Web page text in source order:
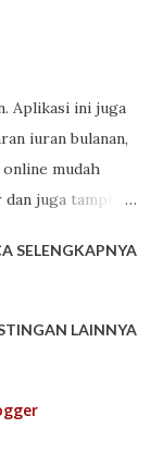
Aplikasi ini juga
iuran bulanan,
mudah
juga tampilan
disarankan
pembayaran,
pengguna
bisa
SELENGKAPNYA
LAINNYA